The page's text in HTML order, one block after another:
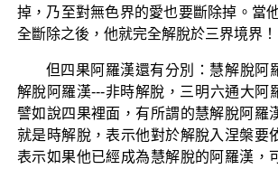
掉，乃至對無色界的愛也要斷除掉。當
全斷除之後，他就完全解脫於三界境界！
但四果阿羅漢還有分別：慧解脫阿
解脫阿羅漢---非時解脫，三明六通大阿
譬如說四果裡面，有所謂的慧解脫阿羅
就是時解脫，表示他對於解脫入涅槃要
表示如果他已經成為慧解脫的阿羅漢，